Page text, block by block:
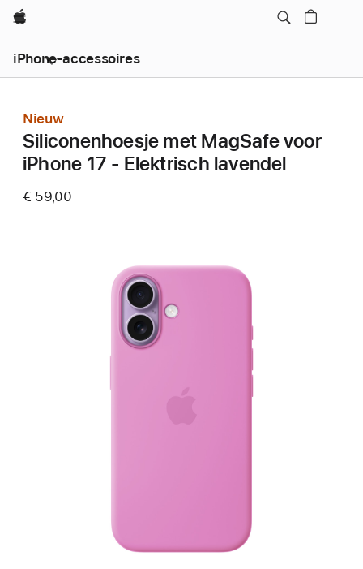
Apple
iPhone-accessoires
Nieuw
Siliconenhoesje met MagSafe voor
iPhone 17 - Elektrisch lavendel
€ 59,00